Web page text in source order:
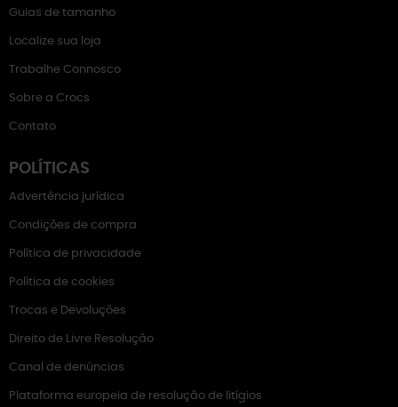
Guias de tamanho
Localize sua loja
Trabalhe Connosco
Sobre a Crocs
Contato
POLÍTICAS
Advertência jurídica
Condições de compra
Política de privacidade
Política de cookies
Trocas e Devoluções
Direito de Livre Resolução
Canal de denúncias
Plataforma europeia de resolução de litígios